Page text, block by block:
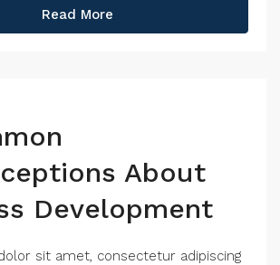
Read More
About
Development
sit amet, consectetur adipiscing